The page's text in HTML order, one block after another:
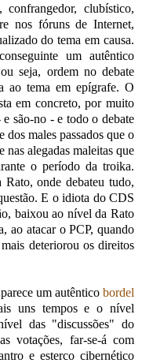
clubístico,
nos fóruns de Internet,
do tema em causa.
um autêntico
seja, ordem no debate
ao tema em epígrafe. O
em concreto, por muito
são-no - e todo o debate
dos males passados que o
alegadas maleitas que
o período da troika.
Rato, onde debateu tudo,
E o idiota do CDS
baixou ao nível da Rato
ao atacar o PCP, quando
deteriorou os direitos
um autêntico bordel
uns tempos e o nível
das "discussões" do
votações, far-se-á com
e esterco cibernético